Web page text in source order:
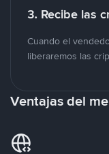
3. Recibe las
Cuando el
liberaremos las
Ventajas del